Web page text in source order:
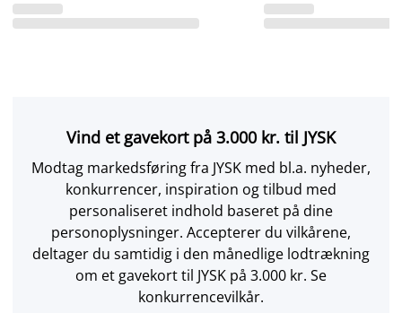
Vind et gavekort på 3.000 kr. til JYSK
Modtag markedsføring fra JYSK med bl.a. nyheder,
konkurrencer, inspiration og tilbud med
personaliseret indhold baseret på dine
personoplysninger. Accepterer du vilkårene,
deltager du samtidig i den månedlige lodtrækning
om et gavekort til JYSK på 3.000 kr. Se
konkurrencevilkår.